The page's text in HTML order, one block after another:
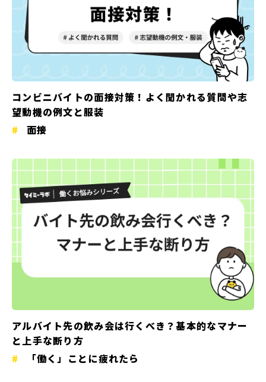
コンビニバイトの面接対策！よく聞かれる質問や志
望動機の例文と服装
面接
アルバイト先の飲み会は行くべき？基本的なマナー
と上手な断り方
「働く」ことに疲れたら